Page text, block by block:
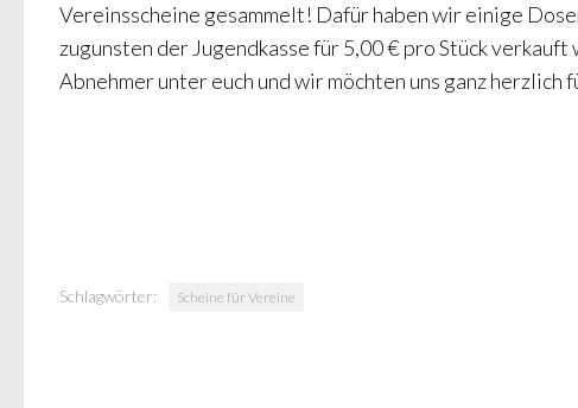
Vereinsscheine gesammelt! Dafür haben wir einige
zugunsten der Jugendkasse für 5,00 € pro Stück
Abnehmer unter euch und wir möchten uns ganz
Schlagwörter: Scheine für Vereine